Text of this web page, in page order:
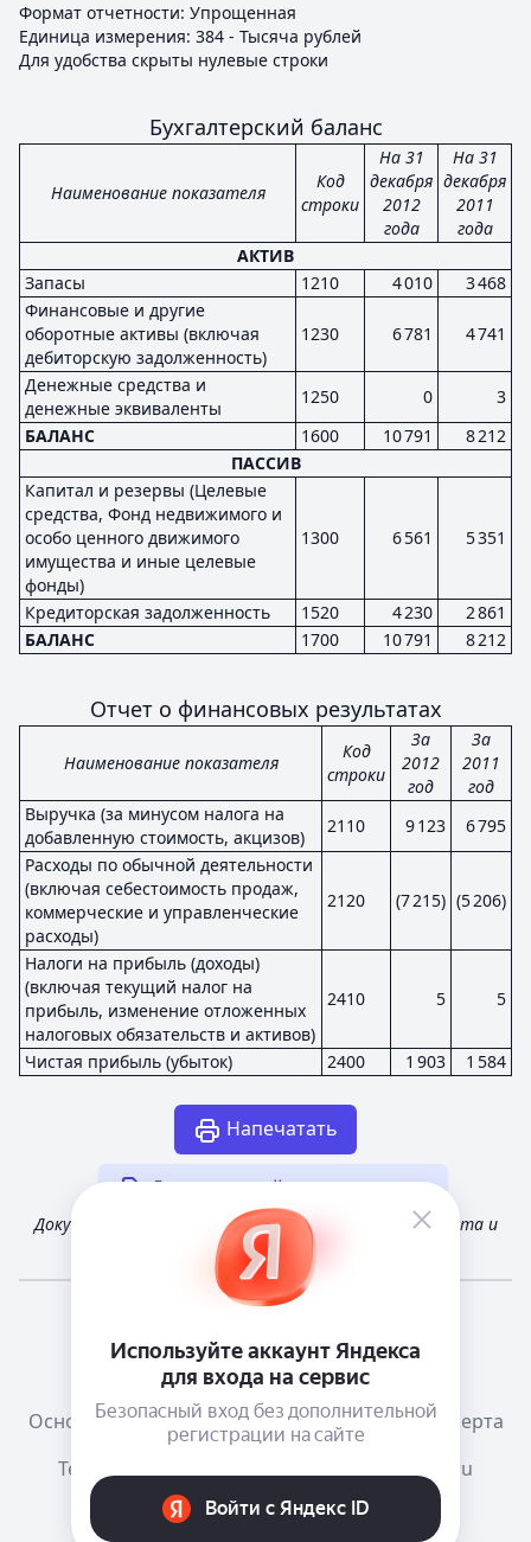
Формат отчетности: Упрощенная
Единица измерения: 384 - Тысяча рублей
Для удобства скрыты нулевые строки
Бухгалтерский баланс
Наименование показателя
Код
строки
На 31
декабря
2012
года
На 31
декабря
2011
года
АКТИВ
Запасы
1210 4 010
3 468
Финансовые и другие
оборотные активы (включая
дебиторскую задолженность)
1230 6 781 4 741
Денежные средства и
денежные эквиваленты
1250 0
3
БАЛАНС
1600 10 791
8 212
ПАССИВ
Капитал и резервы (Целевые
средства, Фонд недвижимого и
особо ценного движимого
имущества и иные целевые
фонды)
1300 6 561 5 351
Кредиторская задолженность 1520 4 230
2 861
БАЛАНС
1700 10 791 8 212
Отчет о финансовых результатах
Наименование показателя
Код
строки
За
2012
год
За
2011
год
Выручка (за минусом налога на
добавленную стоимость, акцизов)
2110 9 123
6 795
Расходы по обычной деятельности
(включая себестоимость продаж,
коммерческие и управленческие
расходы)
2120 (7 215) (5 206)
Налоги на прибыль (доходы)
(включая текущий налог на
прибыль, изменение отложенных
налоговых обязательств и активов)
2410 5 5
Чистая прибыль (убыток) 2400 1 903 1 584
Напечатать
Другая случайная отчетность
Документ получен из открытых источников Росстата и
Федеральной налоговой службы России
Телеграм канал о сервисе
Основания размещения информации
Оферта
Тема:
mail@e-ecolog.ru